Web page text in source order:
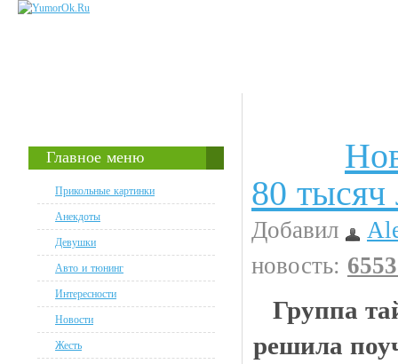
Главное меню
Прикольные картинки
Анекдоты
Девушки
Авто и тюнинг
Интересности
Новости
Жесть
80 тысяч
Добавил
новость:
Группа
решила